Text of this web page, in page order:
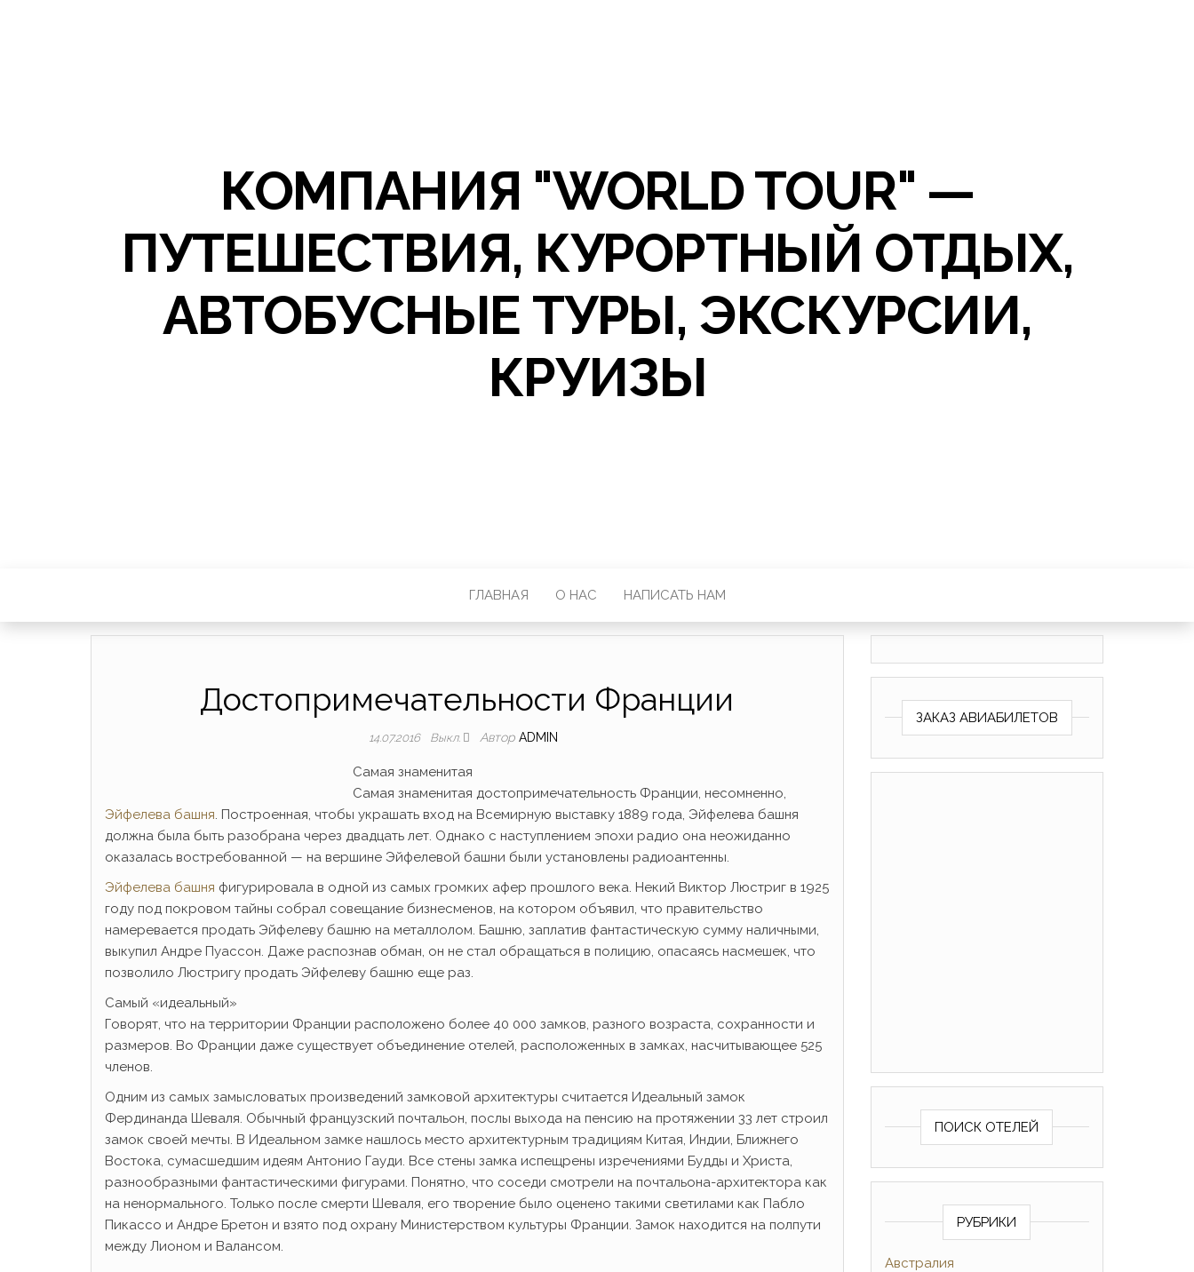
КОМПАНИЯ "WORLD TOUR" —
ПУТЕШЕСТВИЯ, КУРОРТНЫЙ ОТДЫХ,
АВТОБУСНЫЕ ТУРЫ, ЭКСКУРСИИ,
КРУИЗЫ
ГЛАВНАЯ О НАС НАПИСАТЬ НАМ
Достопримечательности Франции
14.07.2016 Выкл. АвторADMIN
Самая знаменитая
Самая знаменитая достопримечательность Франции, несомненно,
Эйфелева башня. Построенная, чтобы украшать вход на Всемирную выставку 1889 года, Эйфелева башня
должна была быть разобрана через двадцать лет. Однако с наступлением эпохи радио она неожиданно
оказалась востребованной — на вершине Эйфелевой башни были установлены радиоантенны.
Эйфелева башня фигурировала в одной из самых громких афер прошлого века. Некий Виктор Люстриг в 1925
году под покровом тайны собрал совещание бизнесменов, на котором объявил, что правительство
намеревается продать Эйфелеву башню на металлолом. Башню, заплатив фантастическую сумму наличными,
выкупил Андре Пуассон. Даже распознав обман, он не стал обращаться в полицию, опасаясь насмешек, что
позволило Люстригу продать Эйфелеву башню еще раз.
Самый «идеальный»
Говорят, что на территории Франции расположено более 40 000 замков, разного возраста, сохранности и
размеров. Во Франции даже существует объединение отелей, расположенных в замках, насчитывающее 525
членов.
Одним из самых замысловатых произведений замковой архитектуры считается Идеальный замок
Фердинанда Шеваля. Обычный французский почтальон, послы выхода на пенсию на протяжении 33 лет строил
замок своей мечты. В Идеальном замке нашлось место архитектурным традициям Китая, Индии, Ближнего
Востока, сумасшедшим идеям Антонио Гауди. Все стены замка испещрены изречениями Будды и Христа,
разнообразными фантастическими фигурами. Понятно, что соседи смотрели на почтальона-архитектора как
на ненормального. Только после смерти Шеваля, его творение было оценено такими светилами как Пабло
Пикассо и Андре Бретон и взято под охрану Министерством культуры Франции. Замок находится на полпути
между Лионом и Валансом.
ЗАКАЗ АВИАБИЛЕТОВ
ПОИСК ОТЕЛЕЙ
РУБРИКИ
Австралия